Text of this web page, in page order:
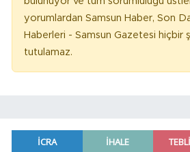
yorumlardan Samsun Haber, Son
Haberleri - Samsun Gazetesi hiçbir
tutulamaz.